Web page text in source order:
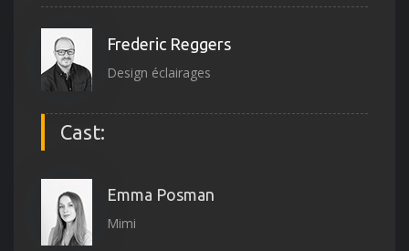
Frederic Reggers
Design éclairages
Cast:
Emma Posman
Mimi